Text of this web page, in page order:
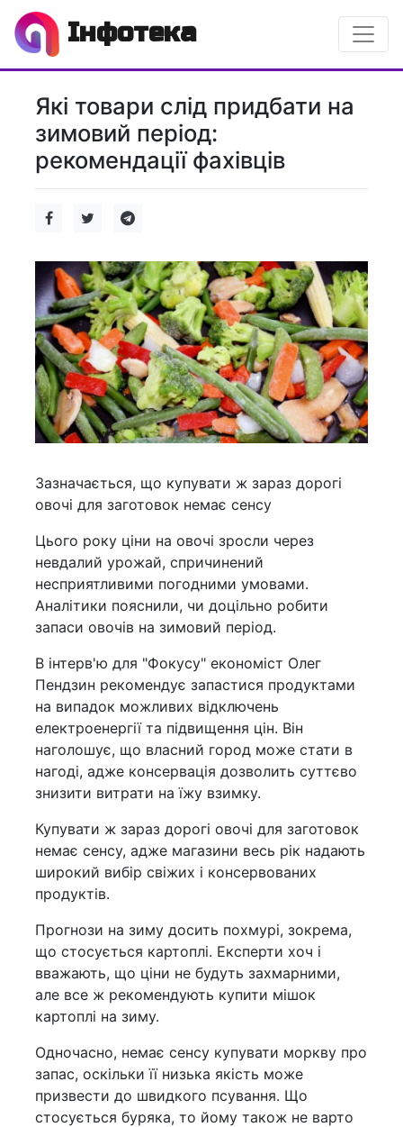
Інфотека
Які товари слід придбати на
зимовий період:
рекомендації фахівців
Зазначається, що купувати ж зараз дорогі
овочі для заготовок немає сенсу
Цього року ціни на овочі зросли через
невдалий урожай, спричинений
несприятливими погодними умовами.
Аналітики пояснили, чи доцільно робити
запаси овочів на зимовий період.
В інтерв'ю для "Фокусу" економіст Олег
Пендзин рекомендує запастися продуктами
на випадок можливих відключень
електроенергії та підвищення цін. Він
наголошує, що власний город може стати в
нагоді, адже консервація дозволить суттєво
знизити витрати на їжу взимку.
Купувати ж зараз дорогі овочі для заготовок
немає сенсу, адже магазини весь рік надають
широкий вибір свіжих і консервованих
продуктів.
Прогнози на зиму досить похмурі, зокрема,
що стосується картоплі. Експерти хоч і
вважають, що ціни не будуть захмарними,
але все ж рекомендують купити мішок
картоплі на зиму.
Одночасно, немає сенсу купувати моркву про
запас, оскільки її низька якість може
призвести до швидкого псування. Що
стосується буряка, то йому також не варто